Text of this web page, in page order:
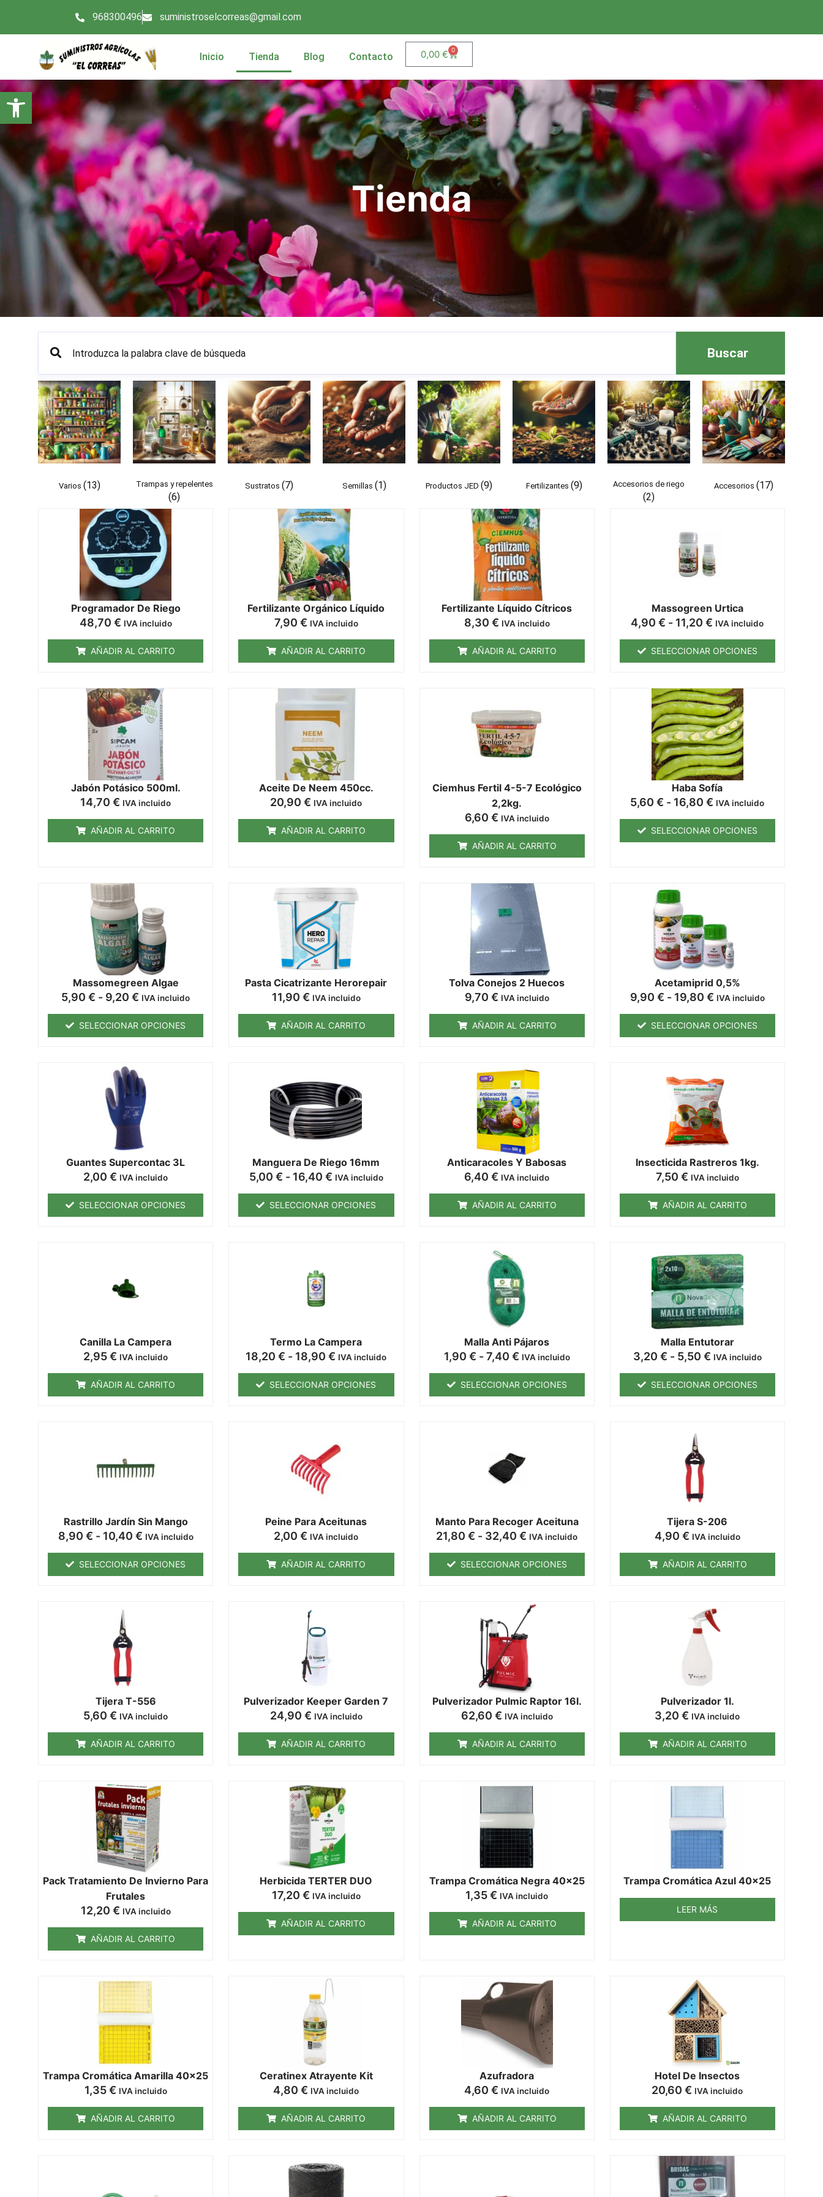
Abrir barra de herramientas
968300496 suministroselcorreas@gmail.com
Inicio Tienda Blog Contacto 0,00 € 0
Tienda
Buscar
Varios (13) Trampas y repelentes
(6)
Sustratos (7) Semillas (1) Productos JED (9) Fertilizantes (9) Accesorios de riego
(2)
Accesorios (17)
Programador De Riego
48,70 € IVA incluido
AÑADIR AL CARRITO
Fertilizante Orgánico Líquido
7,90 € IVA incluido
AÑADIR AL CARRITO
Fertilizante Líquido Cítricos
8,30 € IVA incluido
AÑADIR AL CARRITO
Massogreen Urtica
4,90€ - 11,20€ IVA incluido
SELECCIONAR OPCIONES
Jabón Potásico 500ml.
14,70€ IVA incluido
AÑADIR AL CARRITO
Aceite De Neem 450cc.
20,90€ IVA incluido
AÑADIR AL CARRITO
Ciemhus Fertil 4-5-7 Ecológico
2,2kg.
6,60 € IVA incluido
AÑADIR AL CARRITO
Haba Sofía
5,60€ - 16,80€ IVA incluido
SELECCIONAR OPCIONES
Massomegreen Algae
5,90€ - 9,20€ IVA incluido
SELECCIONAR OPCIONES
Pasta Cicatrizante Herorepair
11,90 € IVA incluido
AÑADIR AL CARRITO
Tolva Conejos 2 Huecos
9,70 € IVA incluido
AÑADIR AL CARRITO
Acetamiprid 0,5%
9,90 € - 19,80 € IVA incluido
SELECCIONAR OPCIONES
Guantes Supercontac 3L
2,00€ IVA incluido
SELECCIONAR OPCIONES
Manguera De Riego 16mm
5,00 € - 16,40 € IVA incluido
SELECCIONAR OPCIONES
Anticaracoles Y Babosas
6,40€ IVA incluido
AÑADIR AL CARRITO
Insecticida Rastreros 1kg.
7,50 € IVA incluido
AÑADIR AL CARRITO
Canilla La Campera
2,95€ IVA incluido
AÑADIR AL CARRITO
Termo La Campera
18,20€ - 18,90€ IVA incluido
SELECCIONAR OPCIONES
Malla Anti Pájaros
1,90 € - 7,40 € IVA incluido
SELECCIONAR OPCIONES
Malla Entutorar
3,20 € - 5,50 € IVA incluido
SELECCIONAR OPCIONES
Rastrillo Jardín Sin Mango
8,90 € - 10,40 € IVA incluido
SELECCIONAR OPCIONES
Peine Para Aceitunas
2,00€ IVA incluido
AÑADIR AL CARRITO
Manto Para Recoger Aceituna
21,80€ - 32,40€ IVA incluido
SELECCIONAR OPCIONES
Tijera S-206
4,90 € IVA incluido
AÑADIR AL CARRITO
Tijera T-556
5,60€ IVA incluido
AÑADIR AL CARRITO
Pulverizador Keeper Garden 7
24,90 € IVA incluido
AÑADIR AL CARRITO
Pulverizador Pulmic Raptor 16l.
62,60 € IVA incluido
AÑADIR AL CARRITO
Pulverizador 1l.
3,20€ IVA incluido
AÑADIR AL CARRITO
Pack Tratamiento De Invierno Para
Frutales
12,20 € IVA incluido
AÑADIR AL CARRITO
Herbicida TERTER DUO
17,20 € IVA incluido
AÑADIR AL CARRITO
Trampa Cromática Negra 40x25
1,35€ IVA incluido
AÑADIR AL CARRITO
Trampa Cromática Azul 40x25
LEER MÁS
Trampa Cromática Amarilla 40x25
1,35€ IVA incluido
AÑADIR AL CARRITO
Ceratinex Atrayente Kit
4,80€ IVA incluido
AÑADIR AL CARRITO
Azufradora
4,60€ IVA incluido
AÑADIR AL CARRITO
Hotel De Insectos
20,60€ IVA incluido
AÑADIR AL CARRITO